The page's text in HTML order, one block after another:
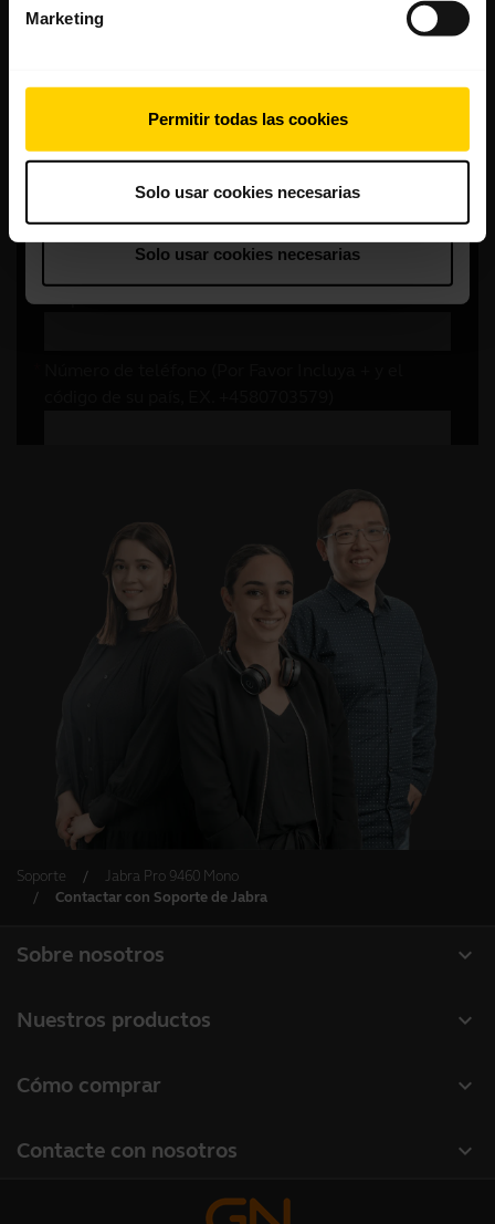
Marketing
Permitir todas las cookies
Solo usar cookies necesarias
Soporte
Jabra Pro 9460 Mono
Contactar con Soporte de Jabra
expand_more
Sobre nosotros
Sostenibilidad
expand_more
Nuestros productos
Cámaras de conferencia
expand_more
Cómo comprar
expand_more
Contacte con nosotros